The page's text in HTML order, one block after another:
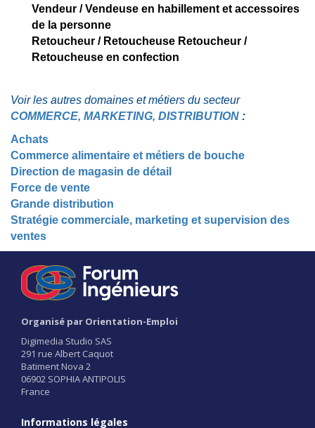
Vendeur / Vendeuse en habillement et accessoires
de la personne
Retoucheur / Retoucheuse Retoucheur /
Retoucheuse en confection
Voir les autres domaines et métiers du secteur
COMMERCE, MARKETING, DISTRIBUTION :
Achats
Commerce alimentaire et métiers de bouche
Direction de magasin de détail
Force de vente
Grande distribution
Stratégie commerciale, marketing et supervision des
ventes
Organisé par Orientation-Emploi
Digimedia Studio SAS
291 rue Albert Caquot
Batiment Nova 2
06902 SOPHIA ANTIPOLIS
France
Informations légales